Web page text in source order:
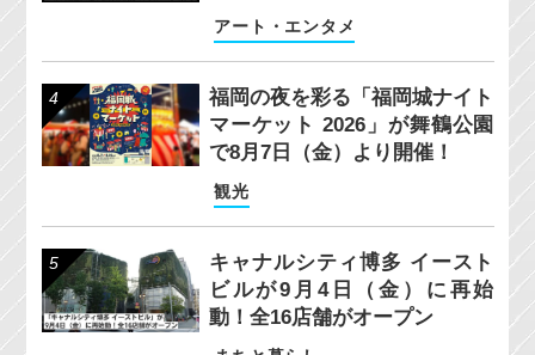
アート・エンタメ
福岡の夜を彩る「福岡城ナイト
マーケット 2026」が舞鶴公園
で8月7日（金）より開催！
観光
キャナルシティ博多 イースト
ビルが9月4日（金）に再始
動！全16店舗がオープン